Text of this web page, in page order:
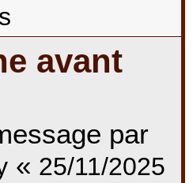
avant
par
« 25/11/2025